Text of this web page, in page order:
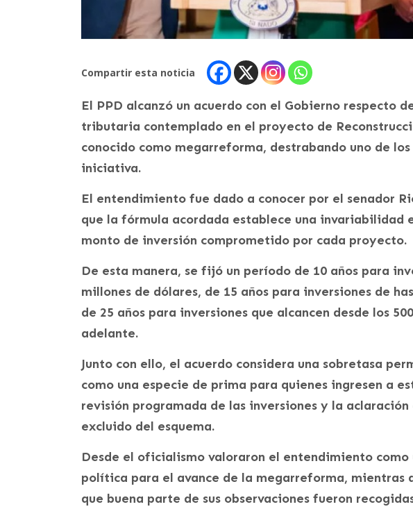
Compartir esta noticia
El PPD alcanzó un acuerdo con el Gobierno respecto
tributaria contemplado en el proyecto de
conocido como megarreforma, destrabando uno de
iniciativa.
El entendimiento fue dado a conocer por el senador
que la fórmula acordada establece una invariabilidad
monto de inversión comprometido por cada proyecto.
De esta manera, se fijó un período de 10 años para
millones de dólares, de 15 años para inversiones de
de 25 años para inversiones que alcancen desde los
adelante.
Junto con ello, el acuerdo considera una sobretasa
como una especie de prima para quienes ingresen a
revisión programada de las inversiones y la
excluido del esquema.
Desde el oficialismo valoraron el entendimiento
política para el avance de la megarreforma, mientras
que buena parte de sus observaciones fueron